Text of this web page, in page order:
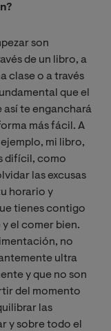
son
de un libro, a
clase o a través
que el
te enganchará
más fácil. A
mi libro,
difícil, como
las excusas
horario y
tienes contigo
el comer bien.
no
ultra
y que no son
del momento
las
y sobre todo el